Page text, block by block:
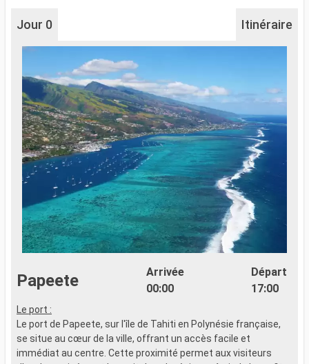
Jour 0 Itinéraire
Papeete
Arrivée
00:00
Départ
17:00
Le port :
Le port de Papeete, sur l'île de Tahiti en Polynésie française,
se situe au cœur de la ville, offrant un accès facile et
immédiat au centre. Cette proximité permet aux visiteurs